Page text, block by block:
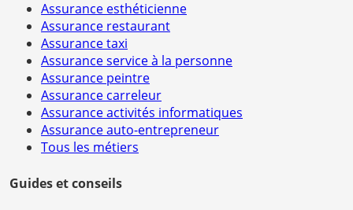
Assurance esthéticienne
Assurance restaurant
Assurance taxi
Assurance service à la personne
Assurance peintre
Assurance carreleur
Assurance activités informatiques
Assurance auto-entrepreneur
Tous les métiers
Guides et conseils